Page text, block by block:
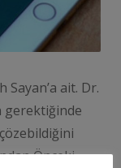
Sayan’a ait. Dr.
gerektiğinde
Önceki